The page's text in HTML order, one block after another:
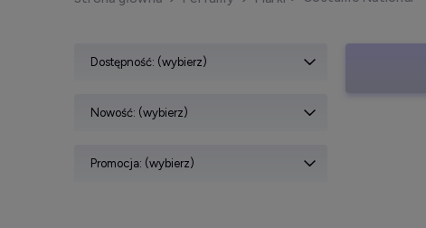
Dostępność: (wybierz)
Nowość: (wybierz)
Promocja: (wybierz)